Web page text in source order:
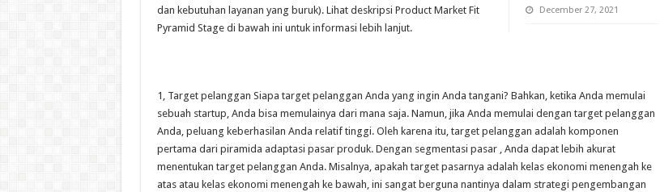
December 27, 2021
dan kebutuhan layanan yang buruk). Lihat deskripsi Product Market Fit
Pyramid Stage di bawah ini untuk informasi lebih lanjut.
1, Target pelanggan Siapa target pelanggan Anda yang ingin Anda tangani? Bahkan, ketika Anda memulai
sebuah startup, Anda bisa memulainya dari mana saja. Namun, jika Anda memulai dengan target pelanggan
Anda, peluang keberhasilan Anda relatif tinggi. Oleh karena itu, target pelanggan adalah komponen
pertama dari piramida adaptasi pasar produk. Dengan segmentasi pasar , Anda dapat lebih akurat
menentukan target pelanggan Anda. Misalnya, apakah target pasarnya adalah kelas ekonomi menengah ke
atas atau kelas ekonomi menengah ke bawah, ini sangat berguna nantinya dalam strategi pengembangan